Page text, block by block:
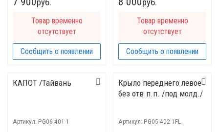
руб.
Товар временно
отсутствует
Сообщить о появлении
руб.
Товар временно
отсутствует
Сообщить о появлении
КАПОТ /Тайвань
Артикул: PG06-401-1
Крыло переднего левое
без отв.п.п. /под молд./
Артикул: PG05-402-1FL